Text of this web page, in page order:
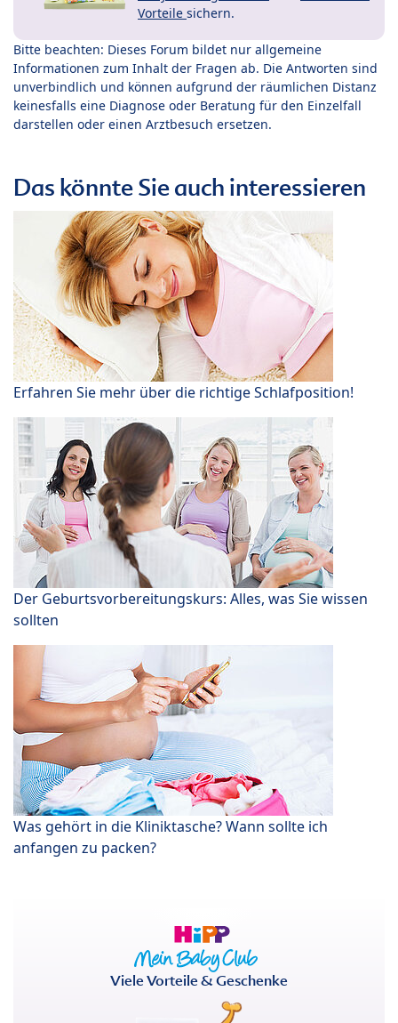
Vorteile sichern.
Bitte beachten: Dieses Forum bildet nur allgemeine
Informationen zum Inhalt der Fragen ab. Die Antworten sind
unverbindlich und können aufgrund der räumlichen Distanz
keinesfalls eine Diagnose oder Beratung für den Einzelfall
darstellen oder einen Arztbesuch ersetzen.
Das könnte Sie auch interessieren
Erfahren Sie mehr über die richtige Schlafposition!
Der Geburtsvorbereitungskurs: Alles, was Sie wissen
sollten
Was gehört in die Kliniktasche? Wann sollte ich
anfangen zu packen?
Viele Vorteile & Geschenke